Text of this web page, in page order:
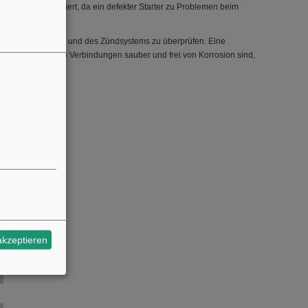
funktioniert, da ein defekter Starter zu Problemen beim
wie der Batterie und des Zündsystems zu überprüfen. Eine
dass alle Verbindungen sauber und frei von Korrosion sind,